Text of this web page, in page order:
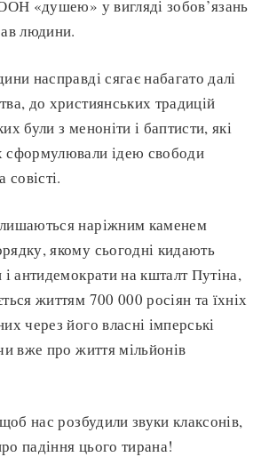
«душею» у вигляді зобов’язань
людини.
насправді сягає набагато далі
до християнських традицій
були з меноніти і баптисти, які
ідею свободи
совісті.
наріжним каменем
якому сьогодні кидають
і антидемократи на кшталт Путіна,
життям 700 000 росіян та їхніх
через його власні імперські
вже про життя мільйонів
нас розбудили звуки клаксонів,
падіння цього тирана!